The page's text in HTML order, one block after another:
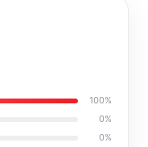
100%
0%
0%